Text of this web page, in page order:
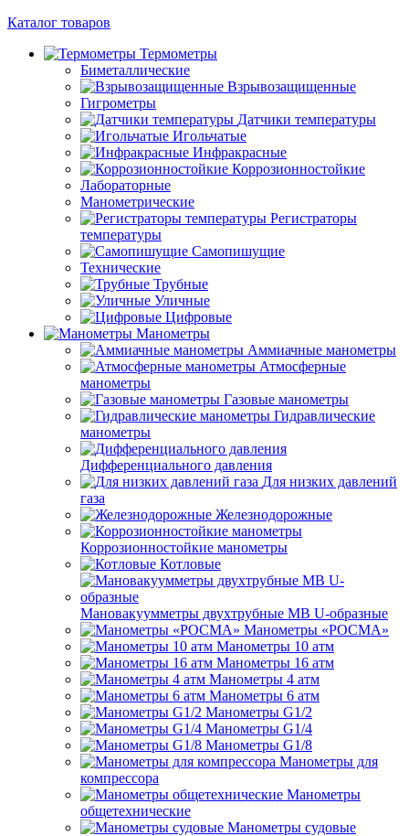
Каталог товаров
Термометры
Биметаллические
Взрывозащищенные
Гигрометры
Датчики температуры
Игольчатые
Инфракрасные
Коррозионностойкие
Лабораторные
Манометрические
Регистраторы
температуры
Самопишущие
Технические
Трубные
Уличные
Цифровые
Манометры
Аммиачные манометры
Атмосферные
манометры
Газовые манометры
Гидравлические
манометры
Дифференциального давления
Для низких давлений
газа
Железнодорожные
Коррозионностойкие манометры
Котловые
Мановакуумметры двухтрубные МВ U-образные
Манометры «РОСМА»
Манометры 10 атм
Манометры 16 атм
Манометры 4 атм
Манометры 6 атм
Манометры G1/2
Манометры G1/4
Манометры G1/8
Манометры для
компрессора
Манометры
общетехнические
Манометры судовые